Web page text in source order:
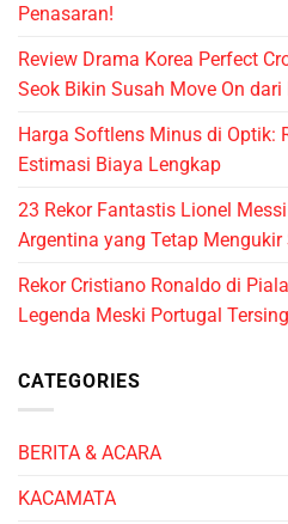
Penasaran!
Review Drama Korea Perfect
Seok Bikin Susah Move On dari
Harga Softlens Minus di Optik:
Estimasi Biaya Lengkap
23 Rekor Fantastis Lionel
Argentina yang Tetap Mengukir
Rekor Cristiano Ronaldo di
Legenda Meski Portugal
CATEGORIES
BERITA & ACARA
KACAMATA